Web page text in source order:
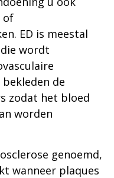
of
ED is meestal
wordt
de
zodat het bloed
worden
genoemd,
wanneer plaques